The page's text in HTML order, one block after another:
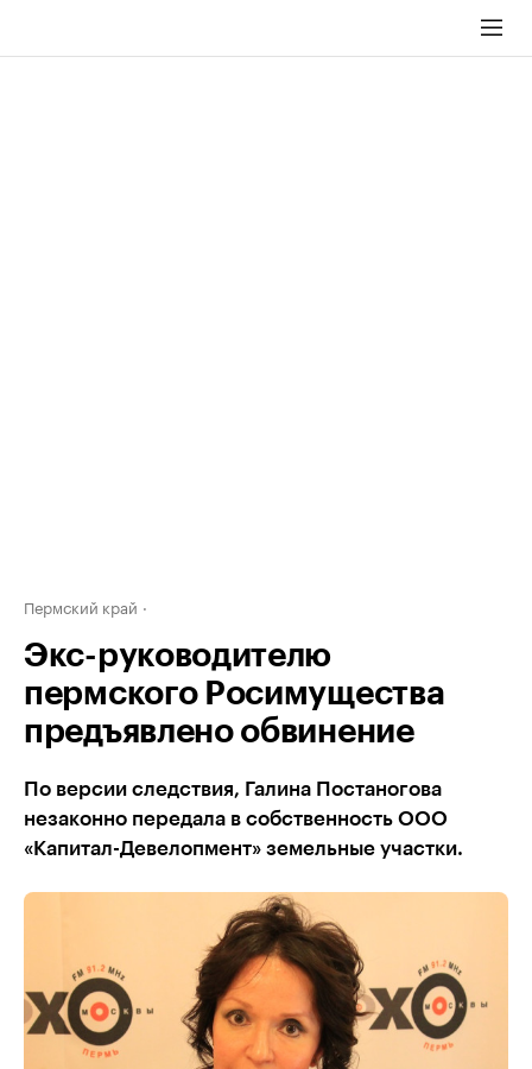
Пермский край
Экс-руководителю
пермского Росимущества
предъявлено обвинение
По версии следствия, Галина Постаногова
незаконно передала в собственность ООО
«Капитал-Девелопмент» земельные участки.